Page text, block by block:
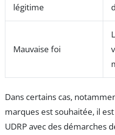
légitime
Mauvaise foi
Dans certains cas,
marques est souhaitée, il
UDRP avec des démarches